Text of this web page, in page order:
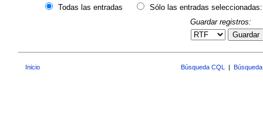
Todas las entradas
Sólo las entradas seleccionadas:
Guardar registros:
Guardar
Inicio Búsqueda CQL